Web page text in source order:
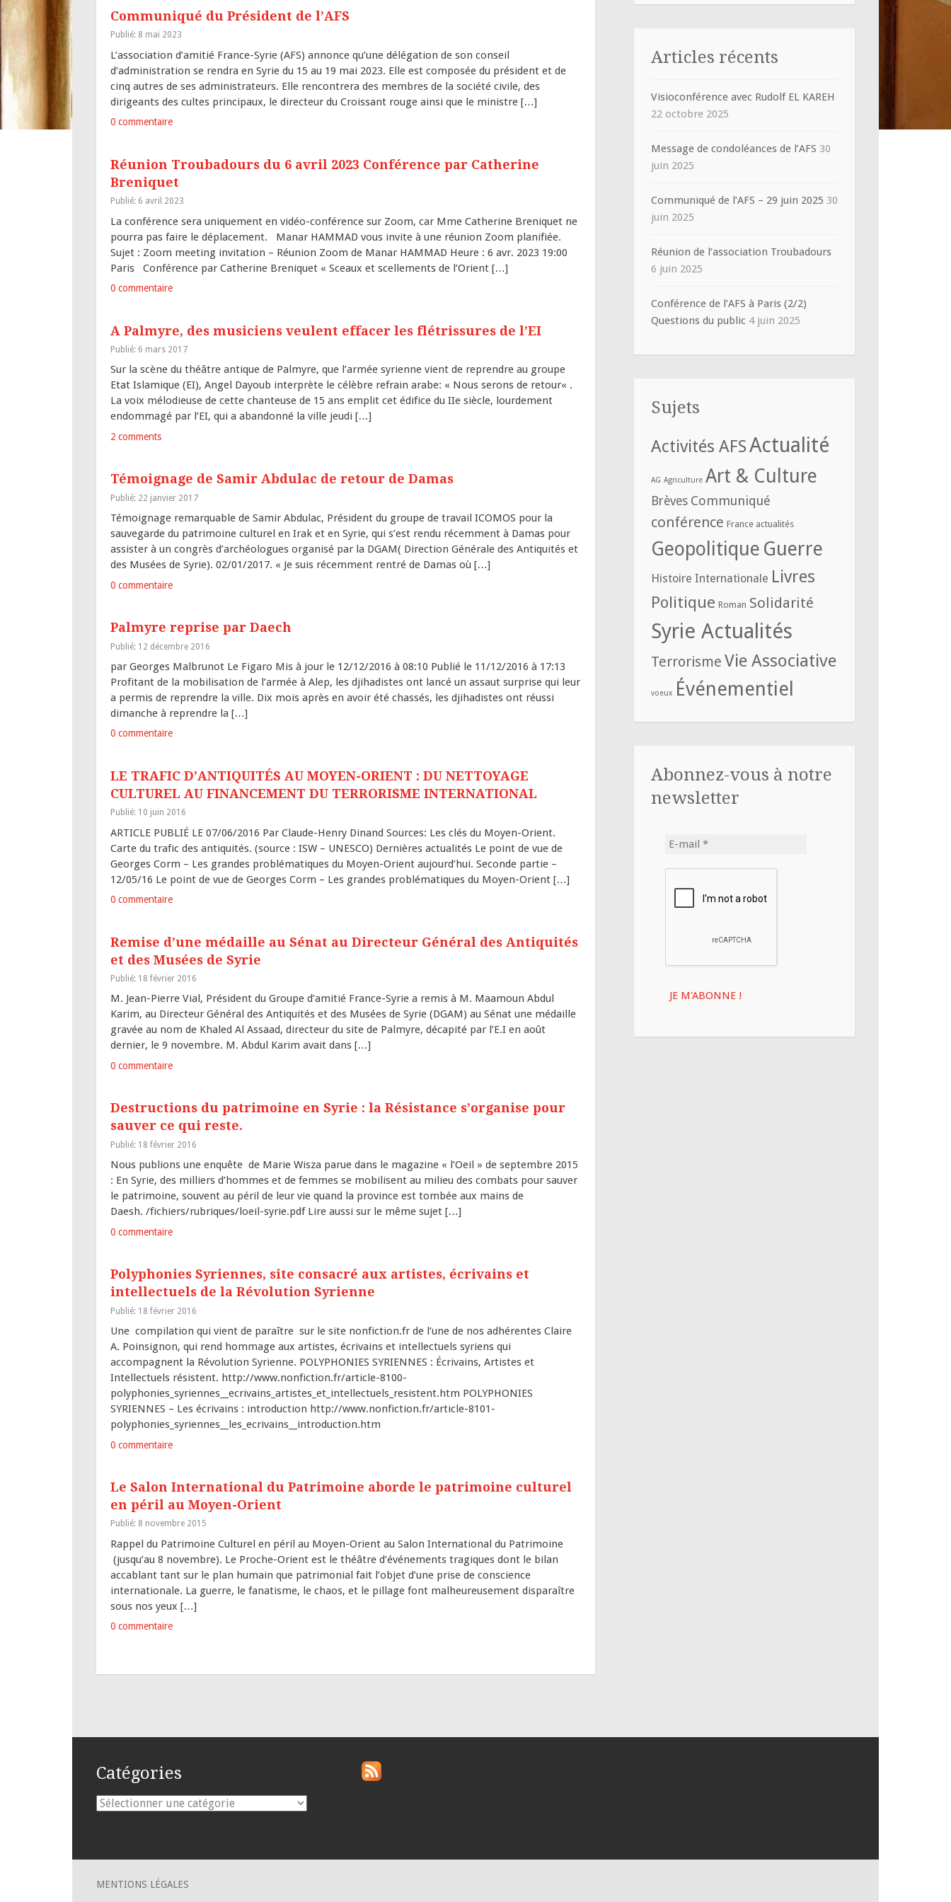
Communiqué du Président de l’AFS
Publié: 8 mai 2023
L’association d’amitié France-Syrie (AFS) annonce qu’une délégation de son conseil
d’administration se rendra en Syrie du 15 au 19 mai 2023. Elle est composée du président et de
cinq autres de ses administrateurs. Elle rencontrera des membres de la société civile, des
dirigeants des cultes principaux, le directeur du Croissant rouge ainsi que le ministre […]
0 commentaire
Réunion Troubadours du 6 avril 2023 Conférence par Catherine
Breniquet
Publié: 6 avril 2023
La conférence sera uniquement en vidéo-conférence sur Zoom, car Mme Catherine Breniquet ne
pourra pas faire le déplacement. Manar HAMMAD vous invite à une réunion Zoom planifiée.
Sujet : Zoom meeting invitation – Réunion Zoom de Manar HAMMAD Heure : 6 avr. 2023 19:00
Paris Conférence par Catherine Breniquet « Sceaux et scellements de l’Orient […]
0 commentaire
A Palmyre, des musiciens veulent effacer les flétrissures de l’EI
Publié: 6 mars 2017
Sur la scène du théâtre antique de Palmyre, que l’armée syrienne vient de reprendre au groupe
Etat Islamique (EI), Angel Dayoub interprète le célèbre refrain arabe: « Nous serons de retour« .
La voix mélodieuse de cette chanteuse de 15 ans emplit cet édifice du IIe siècle, lourdement
endommagé par l’EI, qui a abandonné la ville jeudi […]
2 comments
Témoignage de Samir Abdulac de retour de Damas
Publié: 22 janvier 2017
Témoignage remarquable de Samir Abdulac, Président du groupe de travail ICOMOS pour la
sauvegarde du patrimoine culturel en Irak et en Syrie, qui s’est rendu récemment à Damas pour
assister à un congrès d’archéologues organisé par la DGAM( Direction Générale des Antiquités et
des Musées de Syrie). 02/01/2017. « Je suis récemment rentré de Damas où […]
0 commentaire
Palmyre reprise par Daech
Publié: 12 décembre 2016
par Georges Malbrunot Le Figaro Mis à jour le 12/12/2016 à 08:10 Publié le 11/12/2016 à 17:13
Profitant de la mobilisation de l’armée à Alep, les djihadistes ont lancé un assaut surprise qui leur
a permis de reprendre la ville. Dix mois après en avoir été chassés, les djihadistes ont réussi
dimanche à reprendre la […]
0 commentaire
LE TRAFIC D’ANTIQUITÉS AU MOYEN-ORIENT : DU NETTOYAGE
CULTUREL AU FINANCEMENT DU TERRORISME INTERNATIONAL
Publié: 10 juin 2016
ARTICLE PUBLIÉ LE 07/06/2016 Par Claude-Henry Dinand Sources: Les clés du Moyen-Orient.
Carte du trafic des antiquités. (source : ISW – UNESCO) Dernières actualités Le point de vue de
Georges Corm – Les grandes problématiques du Moyen-Orient aujourd’hui. Seconde partie –
12/05/16 Le point de vue de Georges Corm – Les grandes problématiques du Moyen-Orient […]
0 commentaire
Remise d’une médaille au Sénat au Directeur Général des Antiquités
et des Musées de Syrie
Publié: 18 février 2016
M. Jean-Pierre Vial, Président du Groupe d’amitié France-Syrie a remis à M. Maamoun Abdul
Karim, au Directeur Général des Antiquités et des Musées de Syrie (DGAM) au Sénat une médaille
gravée au nom de Khaled Al Assaad, directeur du site de Palmyre, décapité par l’E.I en août
dernier, le 9 novembre. M. Abdul Karim avait dans […]
0 commentaire
Destructions du patrimoine en Syrie : la Résistance s’organise pour
sauver ce qui reste.
Publié: 18 février 2016
Nous publions une enquête de Marie Wisza parue dans le magazine « l’Oeil » de septembre 2015
: En Syrie, des milliers d’hommes et de femmes se mobilisent au milieu des combats pour sauver
le patrimoine, souvent au péril de leur vie quand la province est tombée aux mains de
Daesh. /fichiers/rubriques/loeil-syrie.pdf Lire aussi sur le même sujet […]
0 commentaire
Polyphonies Syriennes, site consacré aux artistes, écrivains et
intellectuels de la Révolution Syrienne
Publié: 18 février 2016
Une compilation qui vient de paraître sur le site nonfiction.fr de l’une de nos adhérentes Claire
A. Poinsignon, qui rend hommage aux artistes, écrivains et intellectuels syriens qui
accompagnent la Révolution Syrienne. POLYPHONIES SYRIENNES : Écrivains, Artistes et
Intellectuels résistent. http://www.nonfiction.fr/article-8100-
polyphonies_syriennes__ecrivains_artistes_et_intellectuels_resistent.htm POLYPHONIES
SYRIENNES – Les écrivains : introduction http://www.nonfiction.fr/article-8101-
polyphonies_syriennes__les_ecrivains__introduction.htm
0 commentaire
Le Salon International du Patrimoine aborde le patrimoine culturel
en péril au Moyen-Orient
Publié: 8 novembre 2015
Rappel du Patrimoine Culturel en péril au Moyen-Orient au Salon International du Patrimoine
(jusqu’au 8 novembre). Le Proche-Orient est le théâtre d’événements tragiques dont le bilan
accablant tant sur le plan humain que patrimonial fait l’objet d’une prise de conscience
internationale. La guerre, le fanatisme, le chaos, et le pillage font malheureusement disparaître
sous nos yeux […]
0 commentaire
Articles récents
Visioconférence avec Rudolf EL KAREH
22 octobre 2025
Message de condoléances de l’AFS 30
juin 2025
Communiqué de l’AFS – 29 juin 2025 30
juin 2025
Réunion de l’association Troubadours
6 juin 2025
Conférence de l’AFS à Paris (2/2)
Questions du public 4 juin 2025
Sujets
Activités AFSActualité
AG Agriculture Art & Culture
Brèves Communiqué
conférence France actualités
Geopolitique Guerre
Histoire Internationale Livres
Politique Roman Solidarité
Syrie Actualités
Terrorisme Vie Associative
voeux Événementiel
Abonnez-vous à notre
newsletter
Catégories
Catégories
MENTIONS LÉGALES